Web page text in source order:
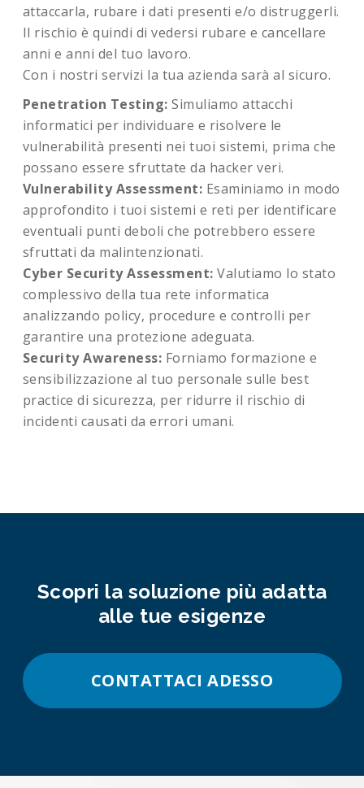
attaccarla, rubare i dati presenti e/o distruggerli.
Il rischio è quindi di vedersi rubare e cancellare
anni e anni del tuo lavoro.
Con i nostri servizi la tua azienda sarà al sicuro.
Penetration Testing: Simuliamo attacchi
informatici per individuare e risolvere le
vulnerabilità presenti nei tuoi sistemi, prima che
possano essere sfruttate da hacker veri.
Vulnerability Assessment: Esaminiamo in modo
approfondito i tuoi sistemi e reti per identificare
eventuali punti deboli che potrebbero essere
sfruttati da malintenzionati.
Cyber Security Assessment: Valutiamo lo stato
complessivo della tua rete informatica
analizzando policy, procedure e controlli per
garantire una protezione adeguata.
Security Awareness: Forniamo formazione e
sensibilizzazione al tuo personale sulle best
practice di sicurezza, per ridurre il rischio di
incidenti causati da errori umani.
Scopri la soluzione più adatta
alle tue esigenze
CONTATTACI ADESSO